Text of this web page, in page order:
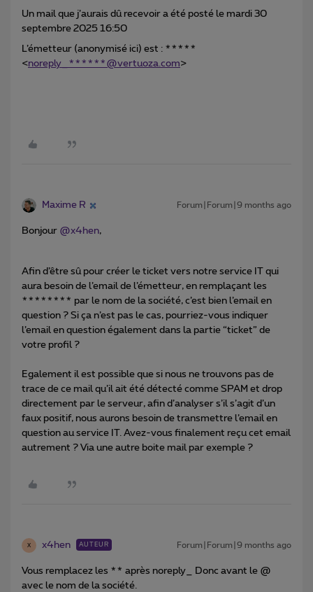
Un mail que j’aurais dû recevoir a été posté le mardi 30
septembre 2025 16:50
L’émetteur (anonymisé ici) est : *****
<noreply_******@vertuoza.com>
Maxime R Forum|Forum|9 months ago
Bonjour ​ @x4hen,
Afin d’être sû pour créer le ticket vers notre service IT qui
aura besoin de l’email de l’émetteur, en remplaçant les
******** par le nom de la société, c’est bien l’email en
question ? Si ça n’est pas le cas, pourriez-vous indiquer
l’email en question également dans la partie “ticket” de
votre profil ?
Egalement il est possible que si nous ne trouvons pas de
trace de ce mail qu’il ait été détecté comme SPAM et drop
directement par le serveur, afin d’analyser s’il s’agit d’un
faux positif, nous aurons besoin de transmettre l’email en
question au service IT. Avez-vous finalement reçu cet email
autrement ? Via une autre boite mail par exemple ?
X x4hen AUTEUR Forum|Forum|9 months ago
Vous remplacez les ** après noreply_ Donc avant le @
avec le nom de la société.